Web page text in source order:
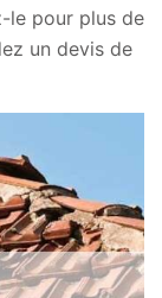
le pour plus de
un devis de